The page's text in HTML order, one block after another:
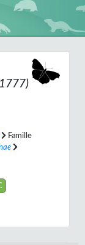
Famille